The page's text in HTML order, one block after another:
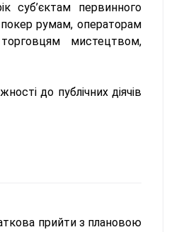
суб’єктам первинного
румам, операторам
мистецтвом,
до публічних діячів
прийти з плановою